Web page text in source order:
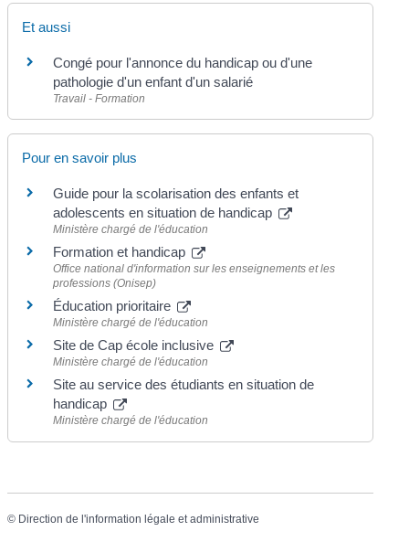
Et aussi
Congé pour l'annonce du handicap ou d'une
pathologie d'un enfant d'un salarié
Travail - Formation
Pour en savoir plus
Guide pour la scolarisation des enfants et
adolescents en situation de handicap
Ministère chargé de l'éducation
Formation et handicap
Office national d'information sur les enseignements et les
professions (Onisep)
Éducation prioritaire
Ministère chargé de l'éducation
Site de Cap école inclusive
Ministère chargé de l'éducation
Site au service des étudiants en situation de
handicap
Ministère chargé de l'éducation
© Direction de l'information légale et administrative